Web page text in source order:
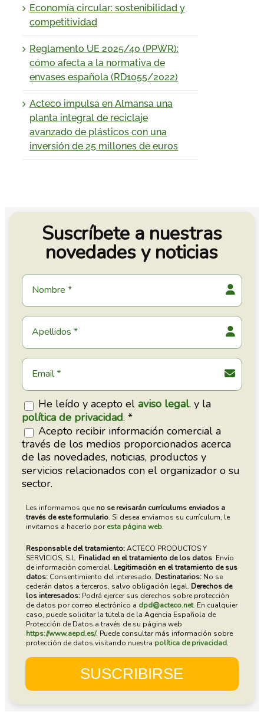
Economía circular: sostenibilidad y
competitividad
Reglamento UE 2025/40 (PPWR):
cómo afecta a la normativa de
envases española (RD1055/2022)
Acteco impulsa en Almansa una
planta integral de reciclaje
avanzado de plásticos con una
inversión de 25 millones de euros